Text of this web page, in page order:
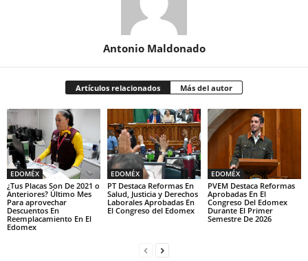
Antonio Maldonado
Artículos relacionados Más del autor
EDOMÉX
¿Tus Placas Son De 2021 o
Anteriores? Último Mes
Para aprovechar
Descuentos En
Reemplacamiento En El
Edomex
EDOMÉX
PT Destaca Reformas En
Salud, Justicia y Derechos
Laborales Aprobadas En
El Congreso del Edomex
EDOMÉX
PVEM Destaca Reformas
Aprobadas En El
Congreso Del Edomex
Durante El Primer
Semestre De 2026